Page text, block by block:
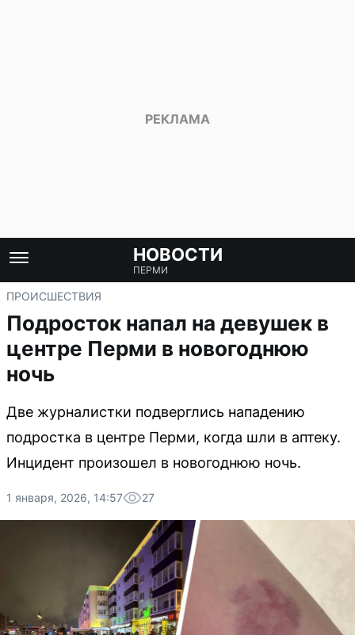
НОВОСТИ
ПЕРМИ
ПРОИСШЕСТВИЯ
Подросток напал на девушек в
центре Перми в новогоднюю
ночь
Две журналистки подверглись нападению
подростка в центре Перми, когда шли в аптеку.
Инцидент произошел в новогоднюю ночь.
1 января, 2026, 14:57 27